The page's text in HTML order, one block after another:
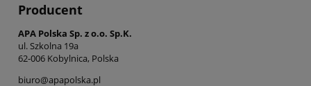
Producent
APA Polska Sp. z o.o. Sp.K.
ul. Szkolna 19a
62-006 Kobylnica, Polska
biuro@apapolska.pl